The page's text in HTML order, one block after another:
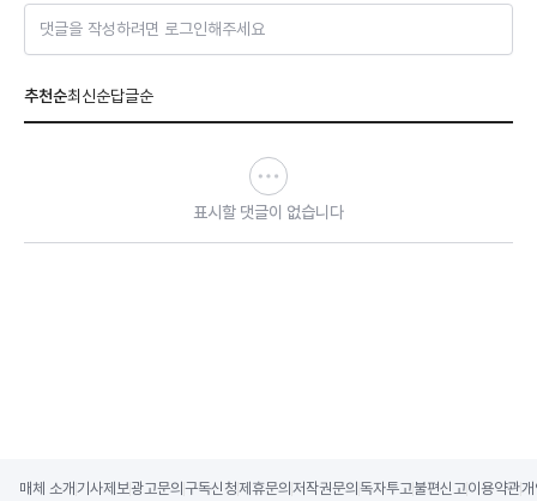
댓글을 작성하려면 로그인해주세요
추천순최신순답글순
표시할 댓글이 없습니다
매체 소개 기사제보광고문의 구독신청제휴문의 저작권문의 독자투고불편신고이용약관